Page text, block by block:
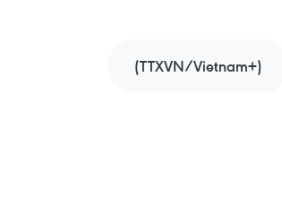
(TTXVN/Vietnam+)